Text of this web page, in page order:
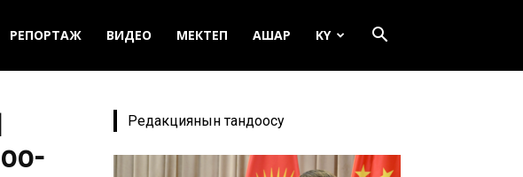
РЕПОРТАЖ ВИДЕО МЕКТЕП АШАР KY
Редакциянын тандоосу